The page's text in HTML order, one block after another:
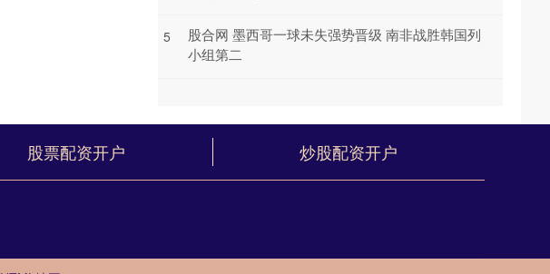
5
股合网 墨西哥一球未失强势晋级 南非战胜韩国列
小组第二
股票配资开户 炒股配资开户